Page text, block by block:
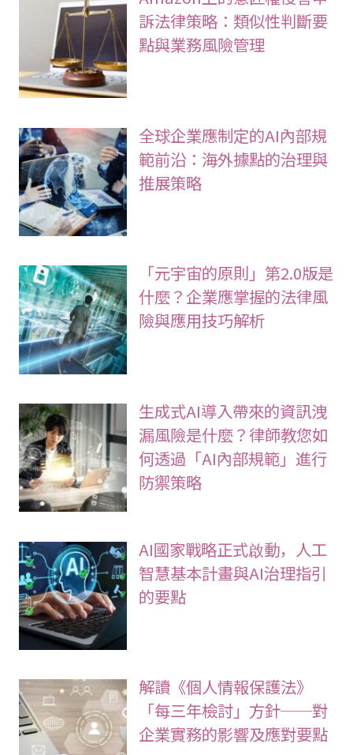
訴法律策略：類似性判斷要
點與業務風險管理
全球企業應制定的AI內部規
範前沿：海外據點的治理與
推展策略
「元宇宙的原則」第2.0版是
什麼？企業應掌握的法律風
險與應用技巧解析
生成式AI導入帶來的資訊洩
漏風險是什麼？律師教您如
何透過「AI內部規範」進行
防禦策略
AI國家戰略正式啟動，人工
智慧基本計畫與AI治理指引
的要點
解讀《個人情報保護法》
「每三年檢討」方針──對
企業實務的影響及應對要點